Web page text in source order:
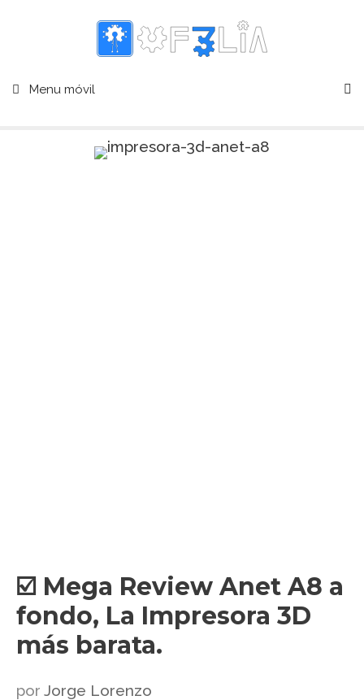
Menu móvil
☑️ Mega Review Anet A8 a
fondo, La Impresora 3D
más barata.
por Jorge Lorenzo